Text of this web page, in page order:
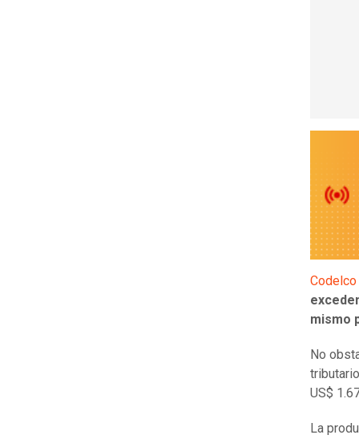
Codelco
mismo
No
US$
La